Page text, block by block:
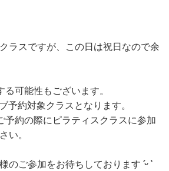
ラスですが、この日は祝日なので余
可能性もございます。
予約対象クラスとなります。
予約の際にピラティスクラスに参加
い。
のご参加をお待ちしております ˊᵕˋ